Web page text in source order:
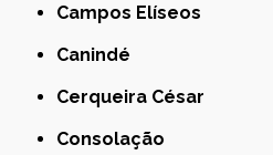
Campos Elíseos
Canindé
Cerqueira César
Consolação